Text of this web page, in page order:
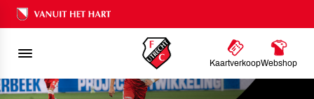
Ons nalatenschap
KaartverkoopWebshop